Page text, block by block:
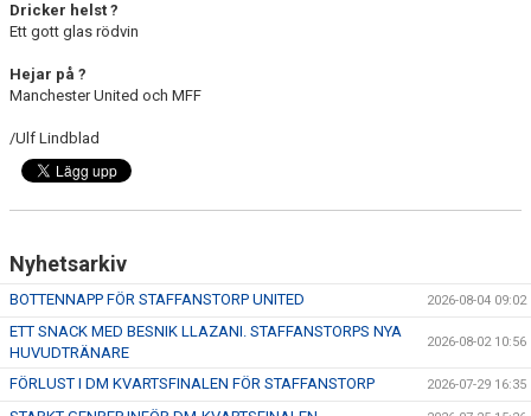
Dricker helst ?
Ett gott glas rödvin
Hejar på ?
Manchester United och MFF
/Ulf Lindblad
Nyhetsarkiv
BOTTENNAPP FÖR STAFFANSTORP UNITED 2026-08-04 09:02
ETT SNACK MED BESNIK LLAZANI. STAFFANSTORPS NYA
HUVUDTRÄNARE
2026-08-02 10:56
FÖRLUST I DM KVARTSFINALEN FÖR STAFFANSTORP 2026-07-29 16:35